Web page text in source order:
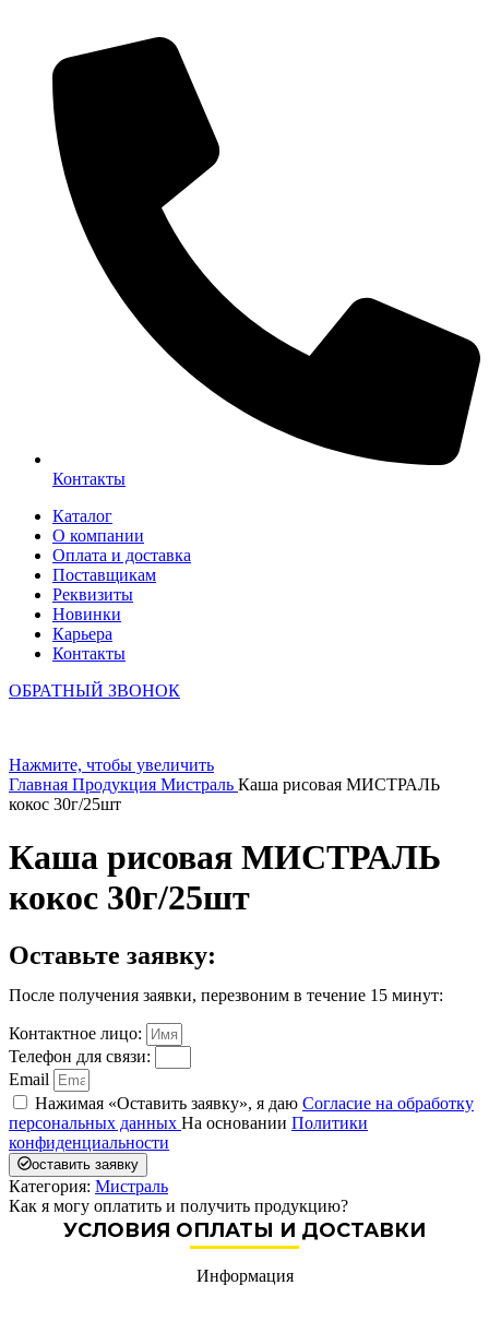
Контакты
Каталог
О компании
Оплата и доставка
Поставщикам
Реквизиты
Новинки
Карьера
Контакты
ОБРАТНЫЙ ЗВОНОК
Нажмите, чтобы увеличить
Главная Продукция Мистраль Каша рисовая МИСТРАЛЬ
кокос 30г/25шт
Каша рисовая МИСТРАЛЬ
кокос 30г/25шт
Оставьте заявку:
После получения заявки, перезвоним в течение 15 минут:
Контактное лицо:
Телефон для связи:
Email
Нажимая «Оставить заявку», я даю Согласие на обработку
персональных данных На основании Политики
конфиденциальности
оставить заявку
Категория: Мистраль
Как я могу оплатить и получить продукцию?
УСЛОВИЯ ОПЛАТЫ И ДОСТАВКИ
Информация